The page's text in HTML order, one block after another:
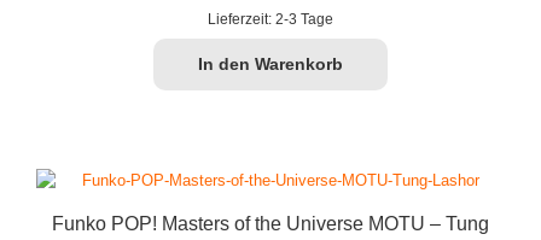
Lieferzeit: 2-3 Tage
In den Warenkorb
Funko POP! Masters of the Universe MOTU – Tung